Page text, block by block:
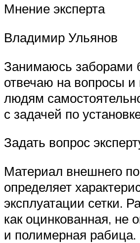
Мнение эксперта
Владимир Ульянов
Занимаюсь заборами
отвечаю на вопросы и
людям
с задачей по
Задать вопрос
Материал внешнего
определяет
эксплуатации сетки.
как оцинкованная, не
и полимерная рабица.